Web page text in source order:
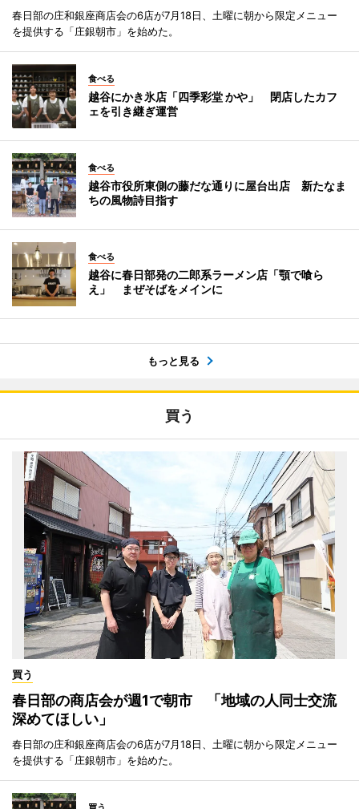
春日部の庄和銀座商店会の6店が7月18日、土曜に朝から限定メニュー
を提供する「庄銀朝市」を始めた。
食べる
越谷にかき氷店「四季彩堂 かや」 閉店したカフ
ェを引き継ぎ運営
食べる
越谷市役所東側の藤だな通りに屋台出店 新たなま
ちの風物詩目指す
食べる
越谷に春日部発の二郎系ラーメン店「顎で喰ら
え」 まぜそばをメインに
もっと見る
買う
買う
春日部の商店会が週1で朝市 「地域の人同士交流
深めてほしい」
春日部の庄和銀座商店会の6店が7月18日、土曜に朝から限定メニュー
を提供する「庄銀朝市」を始めた。